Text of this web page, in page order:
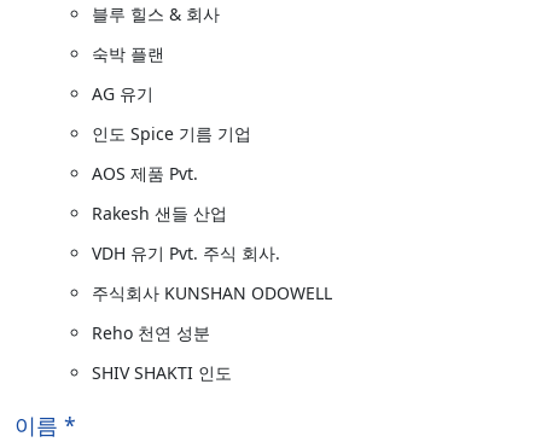
블루 힐스 & 회사
숙박 플랜
AG 유기
인도 Spice 기름 기업
AOS 제품 Pvt.
Rakesh 샌들 산업
VDH 유기 Pvt. 주식 회사.
주식회사 KUNSHAN ODOWELL
Reho 천연 성분
SHIV SHAKTI 인도
이름 *